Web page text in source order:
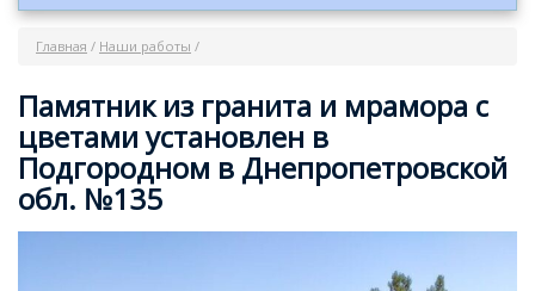
Главная / Наши работы /
Памятник из гранита и мрамора с
цветами установлен в
Подгородном в Днепропетровской
обл. №135